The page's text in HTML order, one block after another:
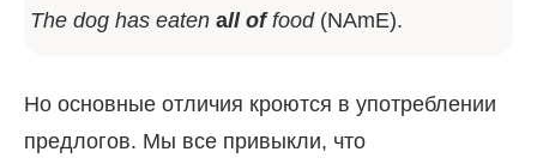
The dog has eaten all offood(NAmE).
Но основные отличия кроются в употреблении
предлогов. Мы все привыкли, что